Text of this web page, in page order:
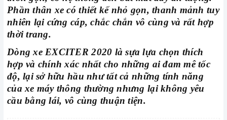
Phần thân xe có thiết kế nhỏ gọn, thanh mảnh tuy
nhiên lại cứng cáp, chắc chắn vô cùng và rất hợp
thời trang.
Dòng xe EXCITER 2020 là sựa lựa chọn thích
hợp và chính xác nhất cho những ai đam mê tốc
độ, lại sở hữu hầu như tất cả những tính năng
của xe máy thông thường nhưng lại không yêu
cầu bằng lái, vô cùng thuận tiện.